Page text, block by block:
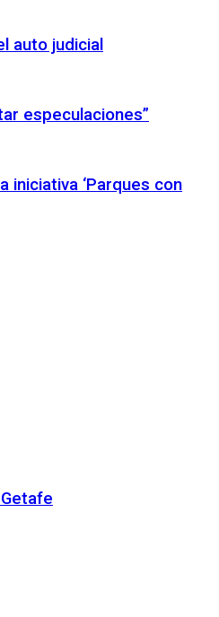
auto judicial
especulaciones”
iniciativa ‘Parques con